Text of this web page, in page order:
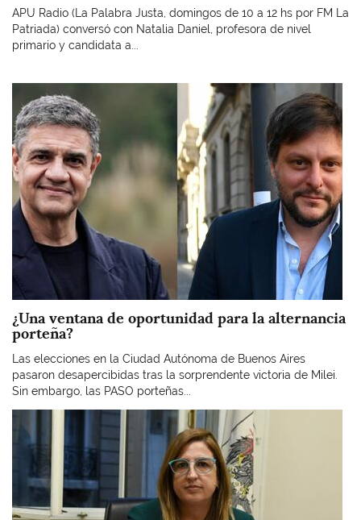
APU Radio (La Palabra Justa, domingos de 10 a 12 hs por FM La
Patriada) conversó con Natalia Daniel, profesora de nivel
primario y candidata a...
¿Una ventana de oportunidad para la alternancia
porteña?
Las elecciones en la Ciudad Autónoma de Buenos Aires
pasaron desapercibidas tras la sorprendente victoria de Milei.
Sin embargo, las PASO porteñas...